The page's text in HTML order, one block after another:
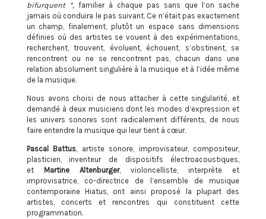
bifurquent *, familier à chaque pas sans que l’on sache
jamais où conduira le pas suivant. Ce n’était pas exactement
un champ, finalement, plutôt un espace sans dimensions
définies où des artistes se vouent à des expérimentations,
recherchent, trouvent, évoluent, échouent, s’obstinent, se
rencontrent ou ne se rencontrent pas, chacun dans une
relation absolument singulière à la musique et à l’idée même
de la musique.
Nous avons choisi de nous attacher à cette singularité, et
demandé à deux musiciens dont les modes d’expression et
les univers sonores sont radicalement différents, de nous
faire entendre la musique qui leur tient à cœur.
Pascal Battus, artiste sonore, improvisateur, compositeur,
plasticien, inventeur de dispositifs électroacoustiques,
et Martine Altenburger, violoncelliste, interprète et
improvisatrice, co-directrice de l’ensemble de musique
contemporaine Hiatus, ont ainsi proposé la plupart des
artistes, concerts et rencontres qui constituent cette
programmation.